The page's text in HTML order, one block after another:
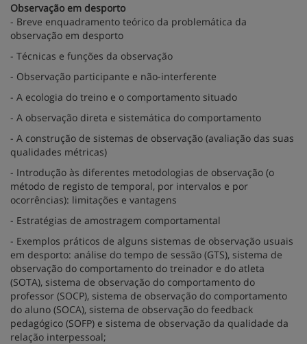
Observação em desporto
- Breve enquadramento teórico da problemática da
observação em desporto
- Técnicas e funções da observação
- Observação participante e não-interferente
- A ecologia do treino e o comportamento situado
- A observação direta e sistemática do comportamento
- A construção de sistemas de observação (avaliação das suas
qualidades métricas)
- Introdução às diferentes metodologias de observação (o
método de registo de temporal, por intervalos e por
ocorrências): limitações e vantagens
- Estratégias de amostragem comportamental
- Exemplos práticos de alguns sistemas de observação usuais
em desporto: análise do tempo de sessão (GTS), sistema de
observação do comportamento do treinador e do atleta
(SOTA), sistema de observação do comportamento do
professor (SOCP), sistema de observação do comportamento
do aluno (SOCA), sistema de observação do feedback
pedagógico (SOFP) e sistema de observação da qualidade da
relação interpessoal;